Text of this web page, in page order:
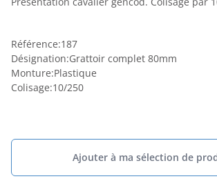
Référence:187
Désignation:Grattoir complet 80mm
Monture:Plastique
Colisage:10/250
Ajouter à ma sélection de